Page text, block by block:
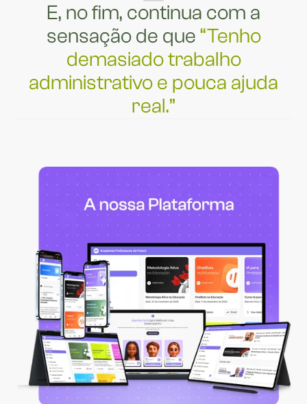
E, no fim, continua com a
sensação de que “Tenho
demasiado trabalho
administrativo e pouca ajuda
real.”